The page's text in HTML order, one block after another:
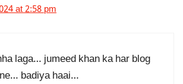
at 2:58 pm
laga… jumeed khan ka har blog
badiya haai…